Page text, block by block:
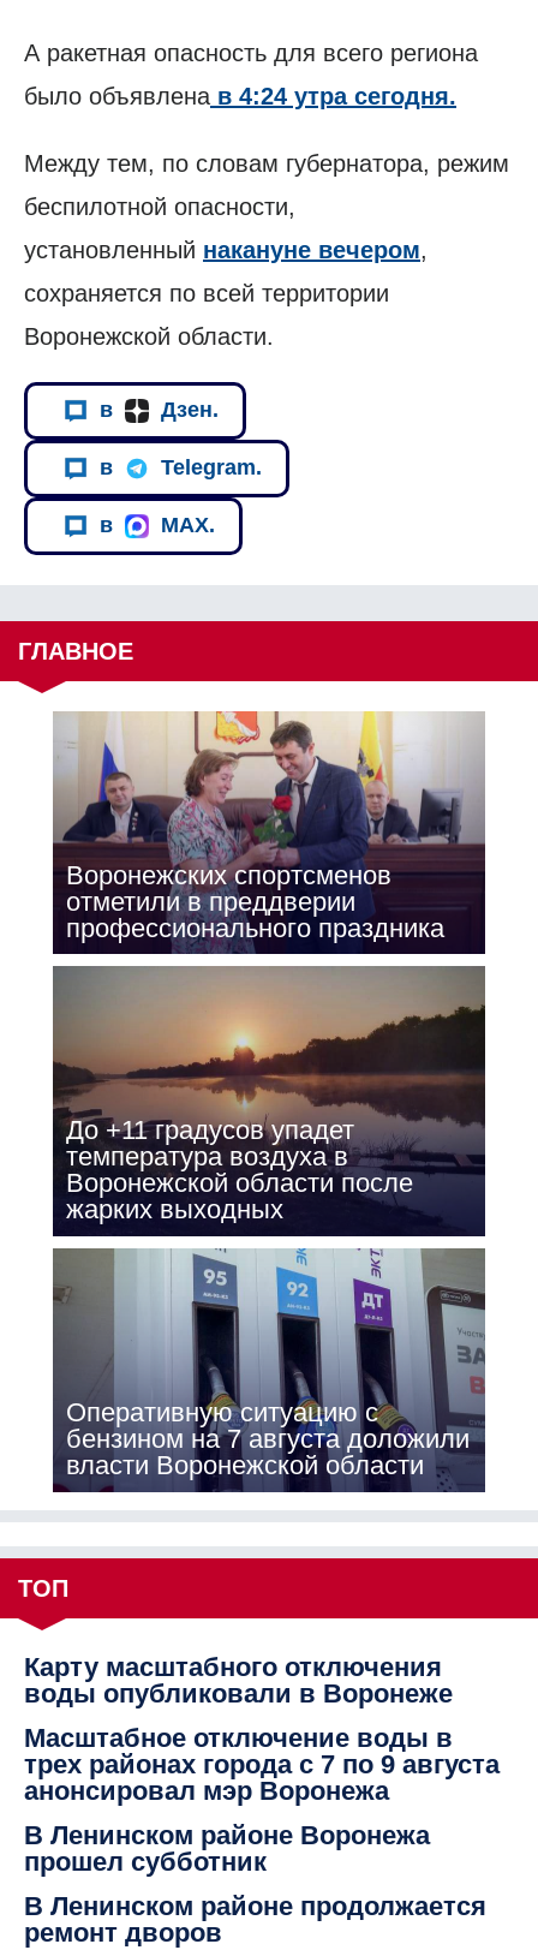
А ракетная опасность для всего региона
было объявлена в 4:24 утра сегодня.
Между тем, по словам губернатора, режим
беспилотной опасности,
установленный накануне вечером,
сохраняется по всей территории
Воронежской области.
в Дзен.
в Telegram.
в MAX.
ГЛАВНОЕ
Воронежских спортсменов
отметили в преддверии
профессионального праздника
До +11 градусов упадет
температура воздуха в
Воронежской области после
жарких выходных
Оперативную ситуацию с
бензином на 7 августа доложили
власти Воронежской области
ТОП
Карту масштабного отключения
воды опубликовали в Воронеже
Масштабное отключение воды в
трех районах города с 7 по 9 августа
анонсировал мэр Воронежа
В Ленинском районе Воронежа
прошел субботник
В Ленинском районе продолжается
ремонт дворов